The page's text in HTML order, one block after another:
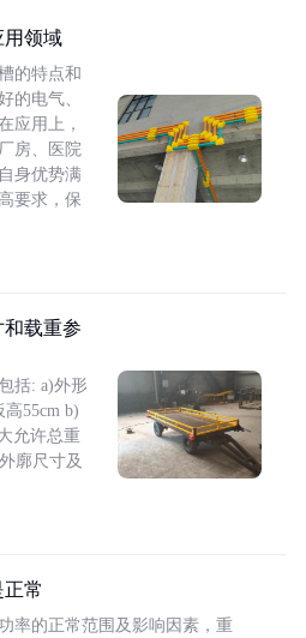
用领域
的特点和
的电气、
应用上，
房、医院
身优势满
要求，保
和载重参
括: a)外形
高55cm b)
允许总重
廓尺寸及
常
率的正常范围及影响因素，重